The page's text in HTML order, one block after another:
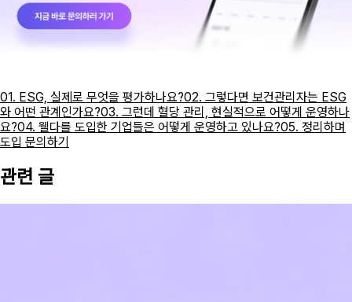
01. ESG, 실제로 무엇을 평가하나요?02. 그렇다면 보건관리자는 ESG
와 어떤 관계인가요?03. 그런데 혈당 관리, 현실적으로 어떻게 운영하나
요?04. 웰다를 도입한 기업들은 어떻게 운영하고 있나요?05. 정리하며
도입 문의하기
관련 글